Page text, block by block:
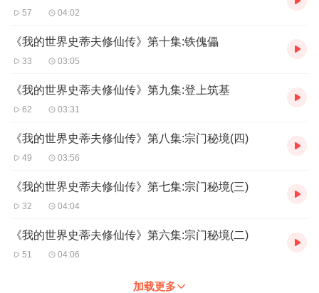
57 04:02
《我的世界史蒂夫修仙传》第十集:铁傀儡
33 03:05
《我的世界史蒂夫修仙传》第九集:登上筑基
62 03:31
《我的世界史蒂夫修仙传》第八集:宗门秘境(四)
49 03:56
《我的世界史蒂夫修仙传》第七集:宗门秘境(三)
32 04:04
《我的世界史蒂夫修仙传》第六集:宗门秘境(二)
51 04:06
加载更多